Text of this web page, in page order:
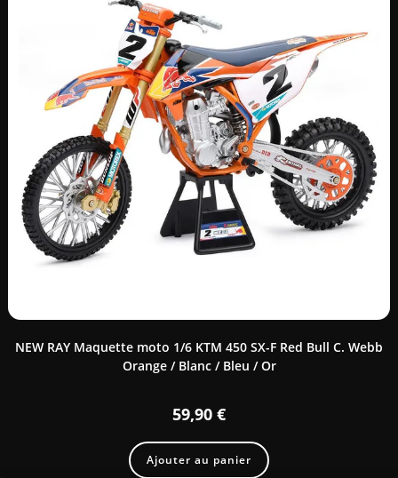
NEW RAY Maquette moto 1/6 KTM 450 SX-F Red Bull C. Webb
Orange / Blanc / Bleu / Or
59,90 €
Ajouter au panier